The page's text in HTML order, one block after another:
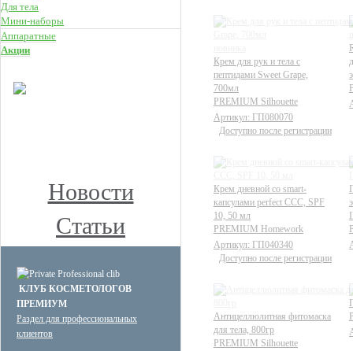
Для тела
Мини-наборы
Аппаратные
Акции
Новости
Статьи
КЛУБ КОСМЕТОЛОГОВ
ПРЕМИУМ
Раздел для профессиональных
клиентов
Крем для рук и тела с
пептидами Sweet Grape,
700мл
PREMIUM Silhouette
Артикул: ГП080070
Доступно после регистрации
Крем дневной со smart-
капсулами perfect CCC, SPF
10, 50 мл
PREMIUM Homework
Артикул: ГП040340
Доступно после регистрации
Антицеллюлитная фитомаска
для тела, 800гр
PREMIUM Silhouette